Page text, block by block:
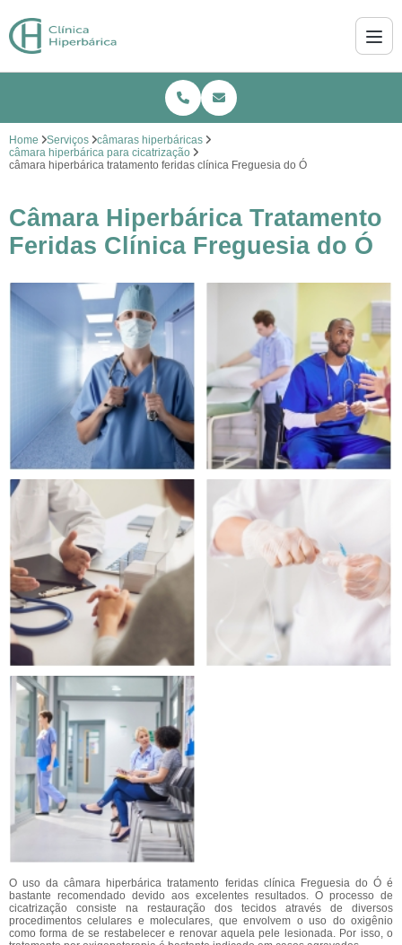
Home Serviços
câmaras hiperbáricas
câmara hiperbárica para cicatrização
câmara hiperbárica tratamento feridas clínica Freguesia do Ó
Câmara Hiperbárica Tratamento
Feridas Clínica Freguesia do Ó
O uso da câmara hiperbárica tratamento feridas clínica Freguesia do Ó é
bastante recomendado devido aos excelentes resultados. O processo de
cicatrização consiste na restauração dos tecidos através de diversos
procedimentos celulares e moleculares, que envolvem o uso do oxigênio
como forma de se restabelecer e renovar aquela pele lesionada. Por isso, o